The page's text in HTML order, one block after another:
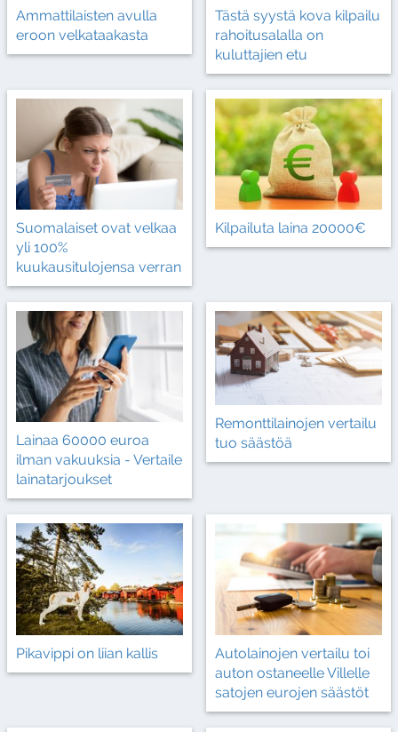
Ammattilaisten avulla
eroon velkataakasta
Tästä syystä kova kilpailu
rahoitusalalla on
kuluttajien etu
Suomalaiset ovat velkaa
yli 100%
kuukausitulojensa verran
Kilpailuta laina 20000€
Lainaa 60000 euroa
ilman vakuuksia - Vertaile
lainatarjoukset
Remonttilainojen vertailu
tuo säästöä
Pikavippi on liian kallis
Autolainojen vertailu toi
auton ostaneelle Villelle
satojen eurojen säästöt